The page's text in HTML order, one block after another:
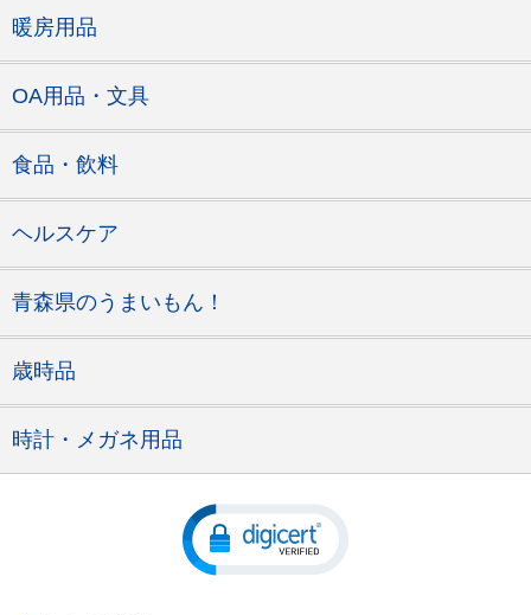
暖房用品
OA用品・文具
食品・飲料
ヘルスケア
青森県のうまいもん！
歳時品
時計・メガネ用品